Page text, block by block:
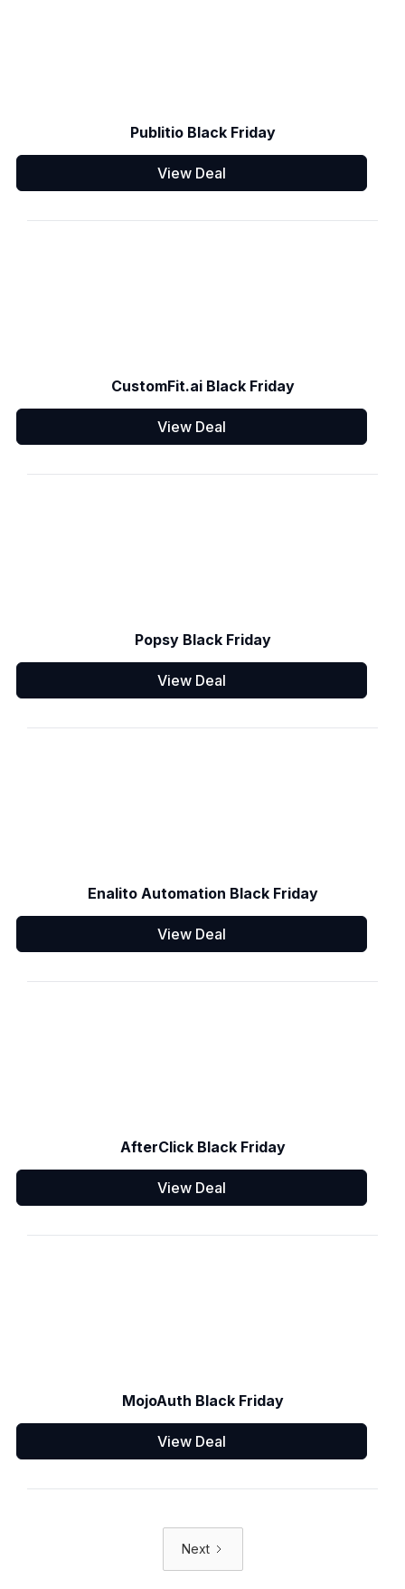
Publitio Black Friday
View Deal
CustomFit.ai Black Friday
View Deal
Popsy Black Friday
View Deal
Enalito Automation Black Friday
View Deal
AfterClick Black Friday
View Deal
MojoAuth Black Friday
View Deal
Next